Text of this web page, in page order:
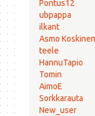
Pontus12
ubpappa
ilkant
Asmo Koskinen
teele
HannuTapio
Tomin
AimoE
Sorkkarauta
New_user